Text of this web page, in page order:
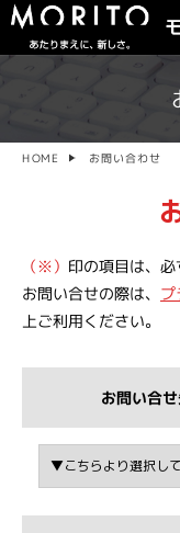
HOME お問い合わせ
（※） 印の項目は、必
お問い合せの際は、 プ
上ご利用ください。
お問い合